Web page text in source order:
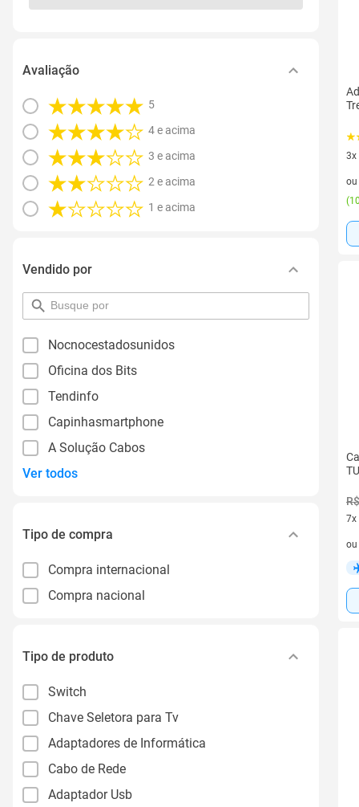
Avaliação
5
4 e acima
3 e acima
2 e acima
1 e acima
Vendido por
pesquisar
por
Nocnocestadosunidos
Oficina dos Bits
Tendinfo
Capinhasmartphone
A Solução Cabos
Ver todos
Tipo de compra
Compra internacional
Compra nacional
Tipo de produto
Switch
Chave Seletora para Tv
Adaptadores de Informática
Cabo de Rede
Adaptador Usb
3x
3
ou
(
7x
7
ou